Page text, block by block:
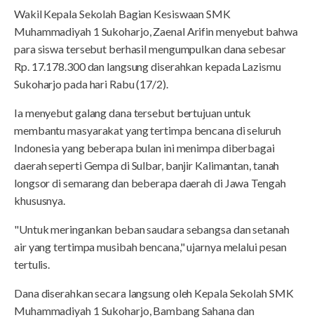
Wakil Kepala Sekolah Bagian Kesiswaan SMK
Muhammadiyah 1 Sukoharjo, Zaenal Arifin menyebut bahwa
para siswa tersebut berhasil mengumpulkan dana sebesar
Rp. 17.178.300 dan langsung diserahkan kepada Lazismu
Sukoharjo pada hari Rabu (17/2).
Ia menyebut galang dana tersebut bertujuan untuk
membantu masyarakat yang tertimpa bencana di seluruh
Indonesia yang beberapa bulan ini menimpa diberbagai
daerah seperti Gempa di Sulbar, banjir Kalimantan, tanah
longsor di semarang dan beberapa daerah di Jawa Tengah
khususnya.
"Untuk meringankan beban saudara sebangsa dan setanah
air yang tertimpa musibah bencana," ujarnya melalui pesan
tertulis.
Dana diserahkan secara langsung oleh Kepala Sekolah SMK
Muhammadiyah 1 Sukoharjo, Bambang Sahana dan